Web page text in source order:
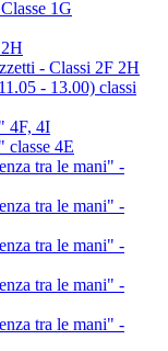
1G
- Classi 2F 2H
- 13.00) classi
4F, 4I
classe 4E
tra le mani" -
tra le mani" -
tra le mani" -
tra le mani" -
tra le mani" -